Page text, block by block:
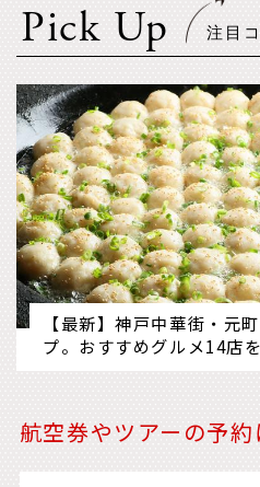
Pick Up
【最新】神戸中華街・元
プ。おすすめグルメ14店
航空券やツアーの予